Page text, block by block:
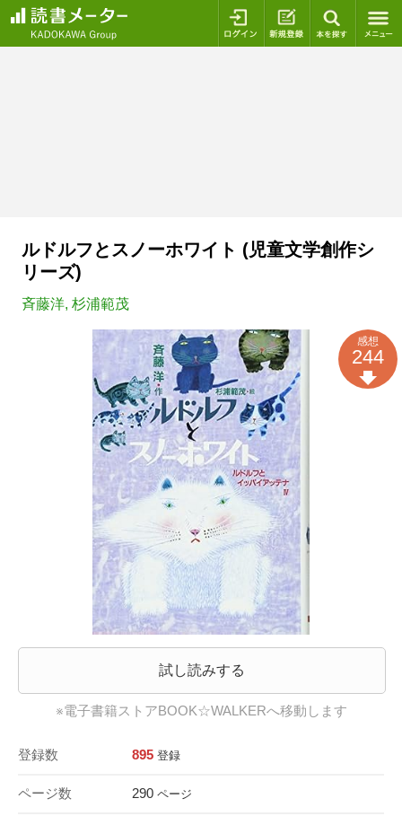
ログイン 新規登録
ルドルフとスノーホワイト (児童文学創作シ
リーズ)
斉藤洋, 杉浦範茂
試し読みする
※電子書籍ストアBOOK☆WALKERへ移動します
登録数 895 登録
ページ数 290 ページ
感想
244